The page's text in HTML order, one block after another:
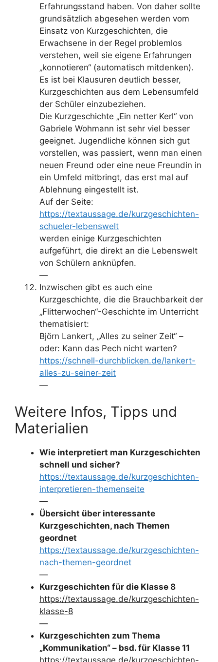
Erfahrungsstand haben. Von daher sollte
grundsätzlich abgesehen werden vom
Einsatz von Kurzgeschichten, die
Erwachsene in der Regel problemlos
verstehen, weil sie eigene Erfahrungen
„konnotieren“ (automatisch mitdenken).
Es ist bei Klausuren deutlich besser,
Kurzgeschichten aus dem Lebensumfeld
der Schüler einzubeziehen.
Die Kurzgeschichte „Ein netter Kerl“ von
Gabriele Wohmann ist sehr viel besser
geeignet. Jugendliche können sich gut
vorstellen, was passiert, wenn man einen
neuen Freund oder eine neue Freundin in
ein Umfeld mitbringt, das erst mal auf
Ablehnung eingestellt ist.
Auf der Seite:
https://textaussage.de/kurzgeschichten-
schueler-lebenswelt
werden einige Kurzgeschichten
aufgeführt, die direkt an die Lebenswelt
von Schülern anknüpfen.
—
Inzwischen gibt es auch eine
Kurzgeschichte, die die Brauchbarkeit der
„Flitterwochen“-Geschichte im Unterricht
thematisiert:
Björn Lankert, „Alles zu seiner Zeit“ –
oder: Kann das Pech nicht warten?
https://schnell-durchblicken.de/lankert-
alles-zu-seiner-zeit
—
Weitere Infos, Tipps und
Materialien
Wie interpretiert man Kurzgeschichten
schnell und sicher?
https://textaussage.de/kurzgeschichten-
interpretieren-themenseite
—
Übersicht über interessante
Kurzgeschichten, nach Themen
geordnet
https://textaussage.de/kurzgeschichten-
nach-themen-geordnet
—
Kurzgeschichten für die Klasse 8
https://textaussage.de/kurzgeschichten-
klasse-8
—
Kurzgeschichten zum Thema
„Kommunikation“ – bsd. für Klasse 11